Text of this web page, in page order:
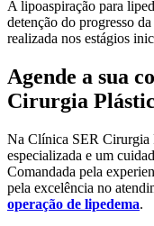
A lipoaspiração para
detenção do progresso
realizada nos estágios
Agende a sua
Cirurgia
Na Clínica SER Cirurgia
especializada e um
Comandada pela
pela excelência no
operação de lipedema.